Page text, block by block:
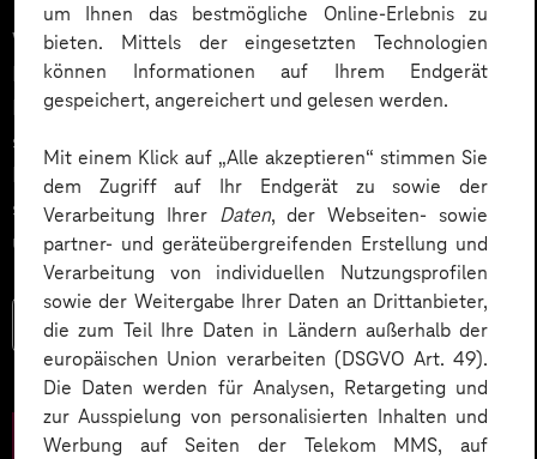
um Ihnen das bestmögliche Online-Erlebnis zu
bieten. Mittels der eingesetzten Technologien
können Informationen auf Ihrem Endgerät
gespeichert, angereichert und gelesen werden.
Mit einem Klick auf „Alle akzeptieren“ stimmen Sie
dem Zugriff auf Ihr Endgerät zu sowie der
Verarbeitung Ihrer Daten, der Webseiten- sowie
partner- und geräteübergreifenden Erstellung und
Verarbeitung von individuellen Nutzungsprofilen
sowie der Weitergabe Ihrer Daten an Drittanbieter,
die zum Teil Ihre Daten in Ländern außerhalb der
europäischen Union verarbeiten (DSGVO Art. 49).
Die Daten werden für Analysen, Retargeting und
zur Ausspielung von personalisierten Inhalten und
Werbung auf Seiten der Telekom MMS, auf
Wie gelingt Conversational AI wirklich – jenseits von
Hype und „Magic Button“? Im Podcast erklärt Dr.
Laura Dreessen, warum erfolgreiche KI‑Dialogsysteme
strategische Beratung, gutes UX‑Design, klare
Prozesse und realistische Erwartungen brauchen. Ein
spannender Blick auf das Zusammenspiel von Mensch
und KI.
Mehr lesen